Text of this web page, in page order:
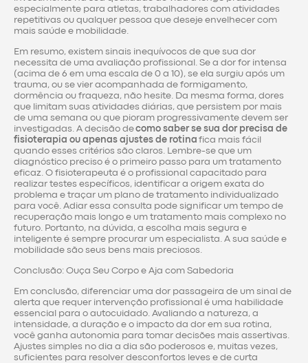
especialmente para atletas, trabalhadores com atividades
repetitivas ou qualquer pessoa que deseje envelhecer com
mais saúde e mobilidade.
Em resumo, existem sinais inequívocos de que sua dor
necessita de uma avaliação profissional. Se a dor for intensa
(acima de 6 em uma escala de 0 a 10), se ela surgiu após um
trauma, ou se vier acompanhada de formigamento,
dormência ou fraqueza, não hesite. Da mesma forma, dores
que limitam suas atividades diárias, que persistem por mais
de uma semana ou que pioram progressivamente devem ser
investigadas. A decisão decomo saber se sua dor precisa de
fisioterapia ou apenas ajustes de rotina fica mais fácil
quando esses critérios são claros. Lembre-se que um
diagnóstico preciso é o primeiro passo para um tratamento
eficaz. O fisioterapeuta é o profissional capacitado para
realizar testes específicos, identificar a origem exata do
problema e traçar um plano de tratamento individualizado
para você. Adiar essa consulta pode significar um tempo de
recuperação mais longo e um tratamento mais complexo no
futuro. Portanto, na dúvida, a escolha mais segura e
inteligente é sempre procurar um especialista. A sua saúde e
mobilidade são seus bens mais preciosos.
Conclusão: Ouça Seu Corpo e Aja com Sabedoria
Em conclusão, diferenciar uma dor passageira de um sinal de
alerta que requer intervenção profissional é uma habilidade
essencial para o autocuidado. Avaliando a natureza, a
intensidade, a duração e o impacto da dor em sua rotina,
você ganha autonomia para tomar decisões mais assertivas.
Ajustes simples no dia a dia são poderosos e, muitas vezes,
suficientes para resolver desconfortos leves e de curta